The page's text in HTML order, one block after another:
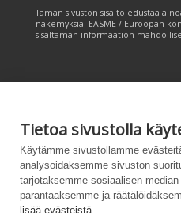
Tietoa sivustolla
Käytämme sivustollamme
analysoidaksemme sivuston
tarjotaksemme sosiaalisen
parantaaksemme ja
lisää evästeistä
Tämän sivuston sisältö edustaa
näkemyksiä. EASME / Euroopan
sisältämän informaation
Tämän sivuston tuottamiseen on
LIFE-ohjelmasta. Tämän sivuston
CANEMURE-hankkeen näkemyksiä
vastuussa sivuston sisältämän